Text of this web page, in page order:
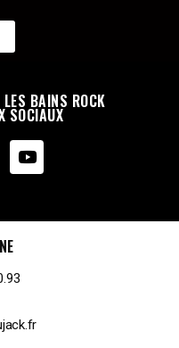
BAINS ROCK
SOCIAUX